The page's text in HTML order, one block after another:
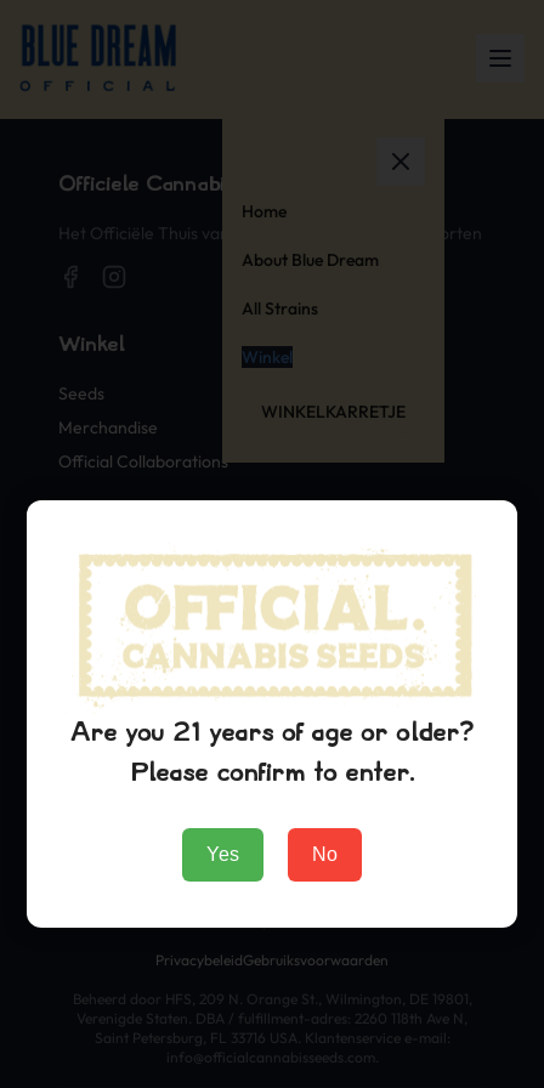
Home
About Blue Dream
All Strains
Winkel
WINKELKARRETJE
Officiële Cannabis Stempels
Het Officiële Thuis van Legendarische Cannabissoorten
Winkel
Seeds
Merchandise
Official Collaborations
Pineapple Express
Dream Queen
Oreoz
Bedrijf
PrivacybeleidGebruiksvoorwaarden
Beheerd door HFS, 209 N. Orange St., Wilmington, DE 19801,
Verenigde Staten. DBA / fulfillment-adres: 2260 118th Ave N,
Saint Petersburg, FL 33716 USA. Klantenservice e-mail:
info@officialcannabisseeds.com.
Are you 21 years of age or older?
Please confirm to enter.
Yes No